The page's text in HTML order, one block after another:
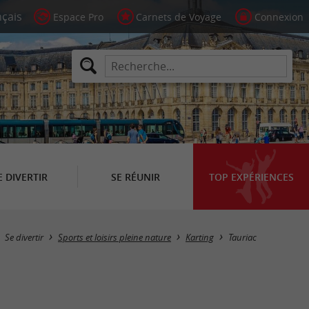
Espace Pro Carnets de Voyage Connexion
DIVERTIR SE RÉUNIR TOP EXPÉRIENCES
Masquer la carte
Se divertir Sports et loisirs pleine nature Karting Tauriac